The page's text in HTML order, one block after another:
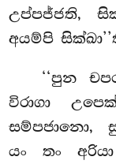
උප්පජ්ජති,
අයම්පි
‘‘පුන
විරාගා
සම්පජානො,
යං තං